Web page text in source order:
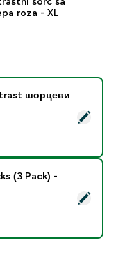
roza - XL
Contrast
шорцеви
Crew Socks (3 Pack)
(3 Pack) -